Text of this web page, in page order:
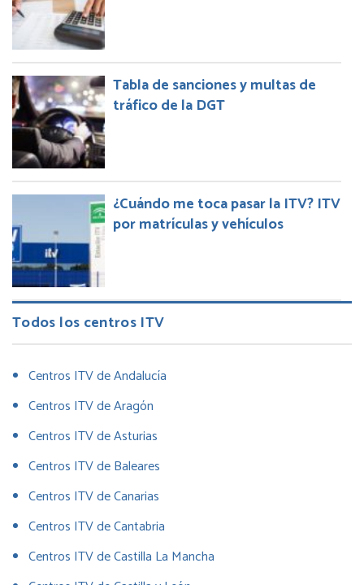
Tabla de sanciones y multas de
tráfico de la DGT
¿Cuándo me toca pasar la ITV? ITV
por matrículas y vehículos
Todos los centros ITV
Centros ITV de Andalucía
Centros ITV de Aragón
Centros ITV de Asturias
Centros ITV de Baleares
Centros ITV de Canarias
Centros ITV de Cantabria
Centros ITV de Castilla La Mancha